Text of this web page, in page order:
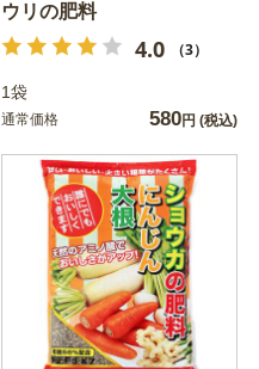
ウリの肥料
4.0 （3）
1袋
通常価格 580円 (税込)